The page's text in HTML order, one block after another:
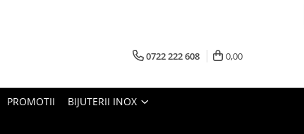
0722 222 608 0,00
PROMOTII BIJUTERII INOX